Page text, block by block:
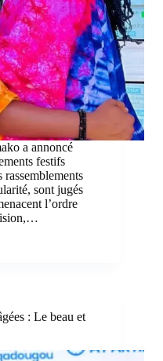
a annoncé
festifs
sont jugés
l’ordre
: Le beau et